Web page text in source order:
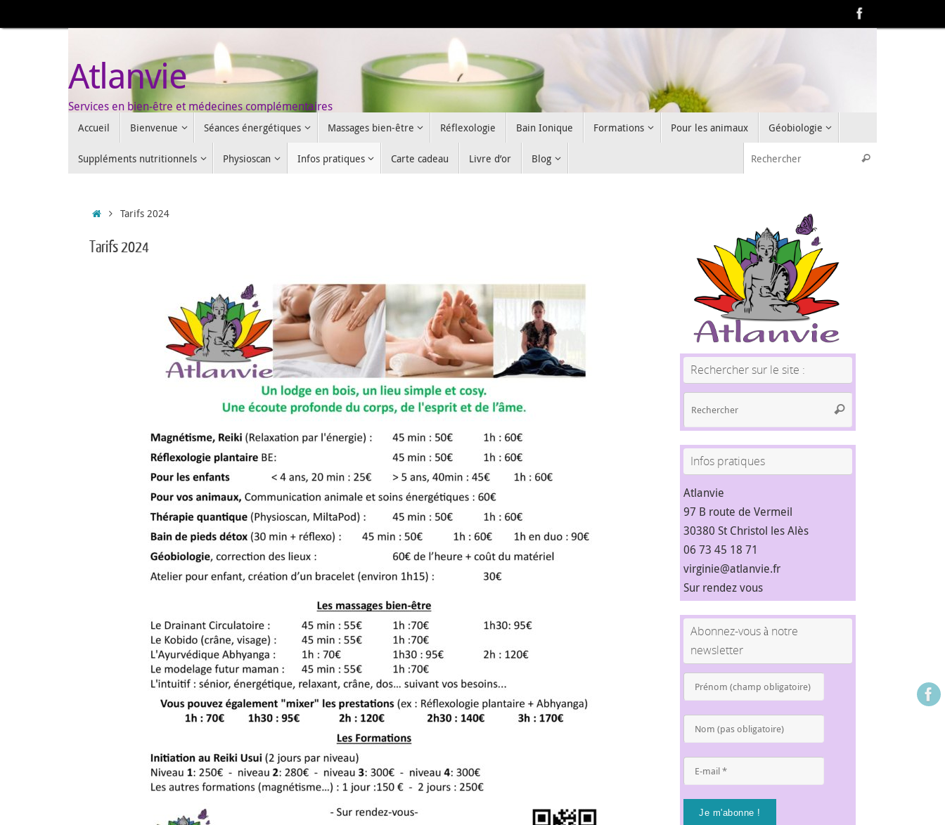
au
Atlanvie
Services en bien-être et médecines complémentaires
Accueil Bienvenue Séances énergétiques Massages bien-être Réflexologie Bain Ionique Formations Pour les animaux Géobiologie
Suppléments nutritionnels Physioscan Infos pratiques Carte cadeau Livre d’or Blog Rechercher
AccueilTarifs 2024
Tarifs 2024
Rechercher sur le site :
Rechercher
Infos pratiques
Atlanvie
97 B route de Vermeil
30380 St Christol les Alès
06 73 45 18 71
virginie@atlanvie.fr
Sur rendez vous
Abonnez-vous à notre
newsletter
Prénom
(champ
*
Nom
(pas
E-
mail